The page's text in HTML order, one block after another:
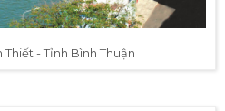
Thiết - Tỉnh Bình Thuận